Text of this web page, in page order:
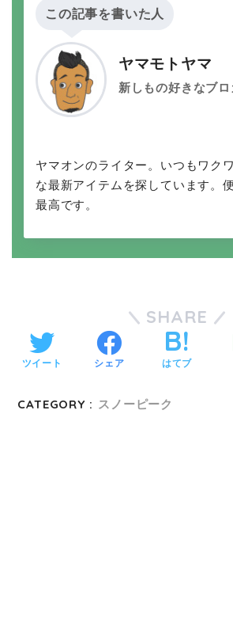
この記事を書いた人
ヤマモトヤマ
新しもの好きなブ
ヤマオンのライター。いつもワク
な最新アイテムを探しています。
最高です。
SHARE
ツイート シェア はてブ
CATEGORY : スノーピーク